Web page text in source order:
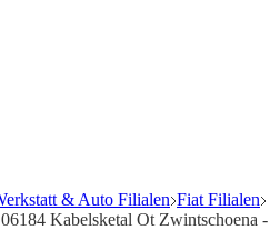
& Auto Filialen Fiat Filialen
Kabelsketal Ot Zwintschoena -